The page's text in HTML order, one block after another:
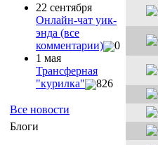
22 сентября
Онлайн-чат уик-
энда (все
комментарии)
0
1 мая
Трансферная
"курилка"
826
Все новости
Блоги